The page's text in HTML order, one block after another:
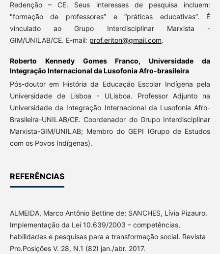
Redenção – CE. Seus interesses de pesquisa incluem:
"formação de professores” e “práticas educativas”. É
vinculado ao Grupo Interdisciplinar Marxista -
GIM/UNILAB/CE. E-mail: prof.eriton@gmail.com.
Roberto Kennedy Gomes Franco,Universidade da
Integração Internacional da Lusofonia Afro-brasileira
Pós-doutor em História da Educação Escolar Indígena pela
Universidade de Lisboa - ULisboa. Professor Adjunto na
Universidade da Integração Internacional da Lusofonia Afro-
Brasileira-UNILAB/CE. Coordenador do Grupo Interdisciplinar
Marxista-GIM/UNILAB; Membro do GEPI (Grupo de Estudos
com os Povos Indígenas).
REFERÊNCIAS
ALMEIDA, Marco Antônio Bettine de; SANCHES, Lívia Pizauro.
Implementação da Lei 10.639/2003 – competências,
habilidades e pesquisas para a transformação social. Revista
Pro.Posições V. 28, N.1 (82) jan./abr. 2017.